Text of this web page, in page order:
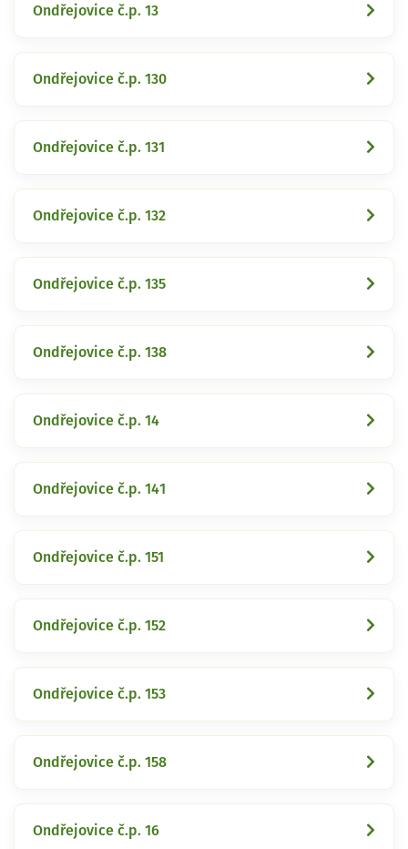
Ondřejovice č.p. 13
Ondřejovice č.p. 130
Ondřejovice č.p. 131
Ondřejovice č.p. 132
Ondřejovice č.p. 135
Ondřejovice č.p. 138
Ondřejovice č.p. 14
Ondřejovice č.p. 141
Ondřejovice č.p. 151
Ondřejovice č.p. 152
Ondřejovice č.p. 153
Ondřejovice č.p. 158
Ondřejovice č.p. 16